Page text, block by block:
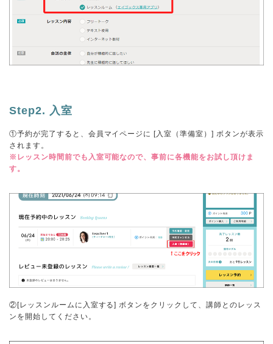
Step2. 入室
①予約が完了すると、会員マイページに [入室（準備室）] ボタンが表示
されます。
※レッスン時間前でも入室可能なので、事前に各機能をお試し頂けま
す。
②[レッスンルームに入室する] ボタンをクリックして、講師とのレッス
ンを開始してください。